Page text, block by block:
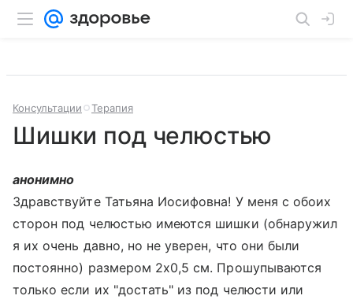
Консультации Терапия
Шишки под челюстью
анонимно
Здравствуйте Татьяна Иосифовна! У меня с обоих
сторон под челюстью имеются шишки (обнаружил
я их очень давно, но не уверен, что они были
постоянно) размером 2х0,5 см. Прошупываются
только если их "достать" из под челюсти или